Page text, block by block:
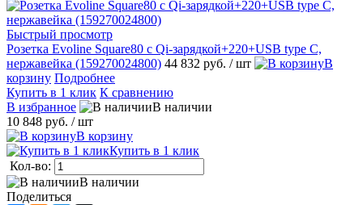
Быстрый просмотр
Розетка Evoline Square80 c Qi-зарядкой+220+USB type C,
нержавейка (159270024800) 44 832 руб. / шт
В
корзину Подробнее
Купить в 1 клик К сравнению
В избранное
В наличии
10 848 руб. / шт
В корзину
Купить в 1 клик
Кол-во:
В наличии
Поделиться